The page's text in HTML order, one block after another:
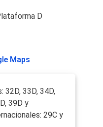
D
Maps
32D, 33D, 34D,
39D y
29C y